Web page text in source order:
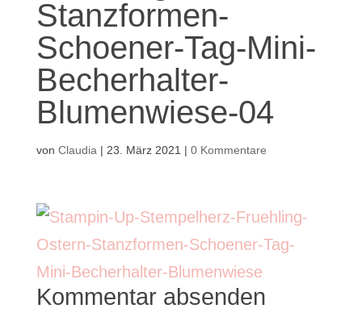
Stanzformen-
Schoener-Tag-Mini-
Becherhalter-
Blumenwiese-04
von Claudia | 23. März 2021 | 0 Kommentare
Kommentar absenden